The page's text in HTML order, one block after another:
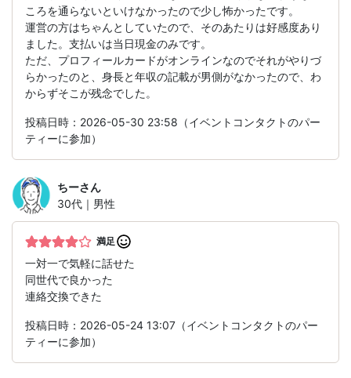
ころを通らないといけなかったので少し怖かったです。
運営の方はちゃんとしていたので、そのあたりは好感度あり
ました。支払いは当日現金のみです。
ただ、プロフィールカードがオンラインなのでそれがやりづ
らかったのと、身長と年収の記載が男側がなかったので、わ
からずそこが残念でした。
投稿日時：2026-05-30 23:58（イベントコンタクトのパー
ティーに参加）
ちーさん
30代｜男性
満足
一対一で気軽に話せた
同世代で良かった
連絡交換できた
投稿日時：2026-05-24 13:07（イベントコンタクトのパー
ティーに参加）